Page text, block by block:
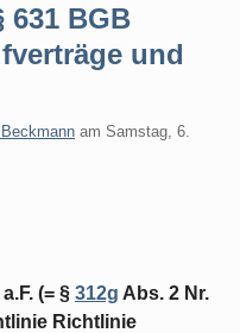
631 BGB
und
am Samstag, 6.
(= § 312g Abs. 2 Nr.
Richtlinie